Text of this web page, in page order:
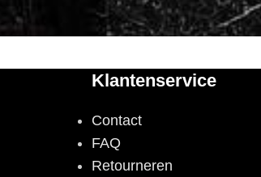
Klantenservice
Contact
FAQ
Retourneren